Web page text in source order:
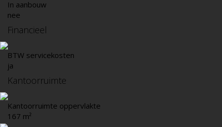
In aanbouw
nee
Financieel
BTW servicekosten
ja
Kantoorruimte
Kantoorruimte oppervlakte
167 m²